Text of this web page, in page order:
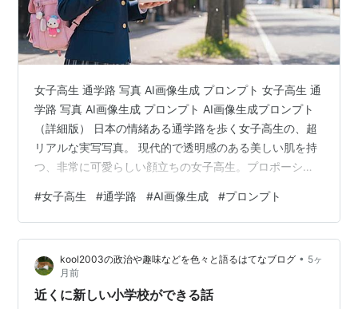
女子高生 通学路 写真 AI画像生成 プロンプト 女子高生 通
学路 写真 AI画像生成 プロンプト AI画像生成プロンプト
（詳細版） 日本の情緒ある通学路を歩く女子高生の、超
リアルな実写写真。 現代的で透明感のある美しい肌を持
つ、非常に可愛らしい顔立ちの女子高生。プロポーショ
背景は、朝日が差し込む静かな住宅街の坂道や、桜の並
木道、あるいは初夏の瑞々しい緑に囲まれた道。 質感は
AI特有の不自然さを完全に排除し、カメラのレンズを通
したような実写の最高レベルを追求。肌のきめ細かさ、
髪の一本一本、制服の布地の質感まで緻密に描写する。
光の演出として、…
#女子高生 #通学路 #AI画像生成 #プロンプト
kool2003の政治や趣味などを色々と語るはてなブログ • 5ヶ
月前
近くに新しい小学校ができる話